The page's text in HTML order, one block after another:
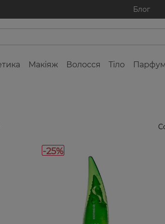
Блог
Макіяж Волосся Тіло
-25%